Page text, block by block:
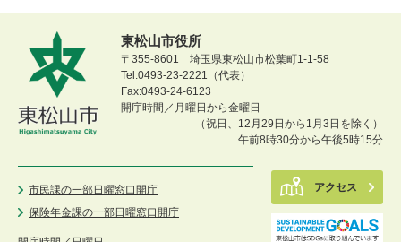
東松山市役所
〒355-8601 埼玉県東松山市松葉町1-1-58
Tel:0493-23-2221（代表）
Fax:0493-24-6123
開庁時間／月曜日から金曜日
（祝日、12月29日から1月3日を除く）
午前8時30分から午後5時15分
市民課の一部日曜窓口開庁
保険年金課の一部日曜窓口開庁
アクセス